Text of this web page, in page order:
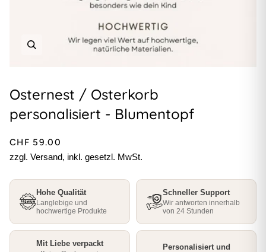
Osternest / Osterkorb
personalisiert - Blumentopf
CHF 59.00
zzgl. Versand, inkl. gesetzl. MwSt.
Hohe Qualität
Langlebige und
hochwertige Produkte
Schneller Support
Wir antworten innerhalb
von 24 Stunden
Mit Liebe verpackt
Personalisiert und